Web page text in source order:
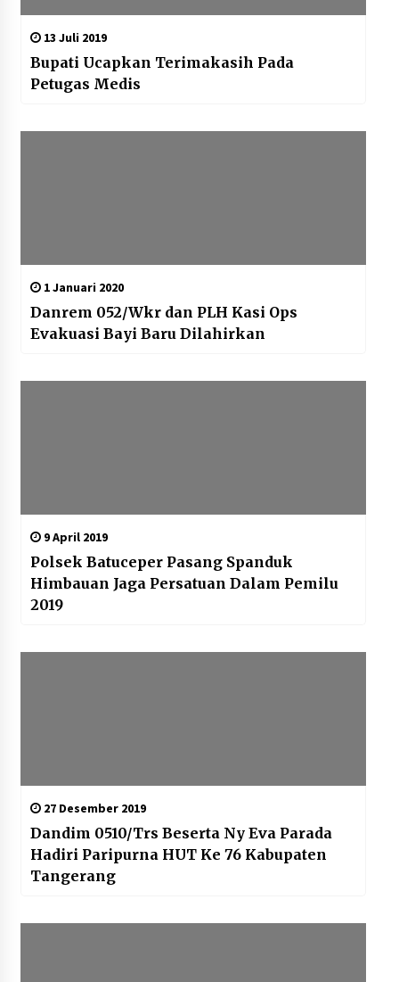
13 Juli 2019
Bupati Ucapkan Terimakasih Pada
Petugas Medis
1 Januari 2020
Danrem 052/Wkr dan PLH Kasi Ops
Evakuasi Bayi Baru Dilahirkan
9 April 2019
Polsek Batuceper Pasang Spanduk
Himbauan Jaga Persatuan Dalam Pemilu
2019
27 Desember 2019
Dandim 0510/Trs Beserta Ny Eva Parada
Hadiri Paripurna HUT Ke 76 Kabupaten
Tangerang